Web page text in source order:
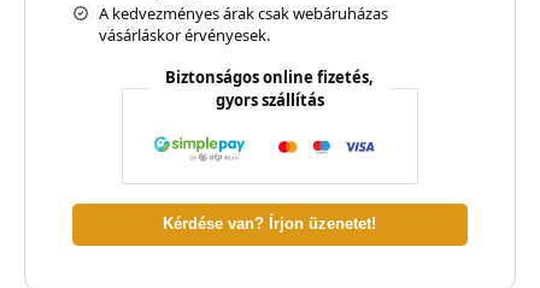
A kedvezményes árak csak webáruházas
vásárláskor érvényesek.
Biztonságos online fizetés,
gyors szállítás
Kérdése van? Írjon üzenetet!